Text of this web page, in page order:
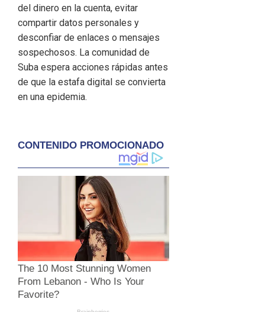
del dinero en la cuenta, evitar
compartir datos personales y
desconfiar de enlaces o mensajes
sospechosos. La comunidad de
Suba espera acciones rápidas antes
de que la estafa digital se convierta
en una epidemia.